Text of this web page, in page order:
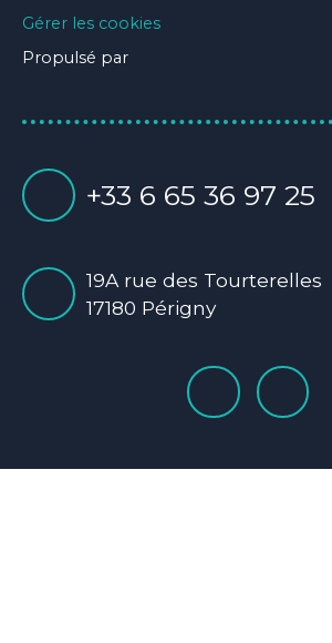
Gérer les cookies
Propulsé par
+33 6 65 36 97 25
19A rue des Tourterelles
17180 Périgny